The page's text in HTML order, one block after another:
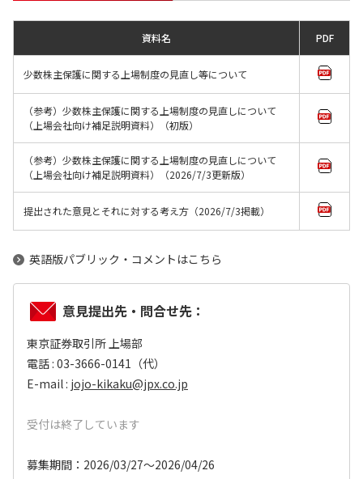
資料名 PDF
少数株主保護に関する上場制度の見直し等について
（参考）少数株主保護に関する上場制度の見直しについて
（上場会社向け補足説明資料）（初版）
（参考）少数株主保護に関する上場制度の見直しについて
（上場会社向け補足説明資料）（2026/7/3更新版）
提出された意見とそれに対する考え方（2026/7/3掲載）
英語版パブリック・コメントはこちら
意見提出先・問合せ先：
東京証券取引所 上場部
電話 : 03-3666-0141（代）
E-mail : jojo-kikaku@jpx.co.jp
受付は終了しています
募集期間：2026/03/27～2026/04/26